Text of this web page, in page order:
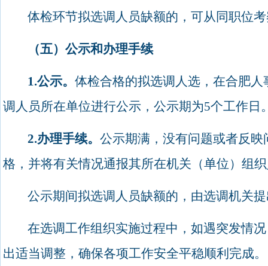
体检环节拟选调人员缺额的，可从同职位
（五）公示和办理手续
1.公示。 体检合格的拟选调人选，在合肥
调人员所在单位进行公示，公示期为5个工作日
2.办理手续。 公示期满，没有问题或者反
格，并将有关情况通报其所在机关（单位）组
公示期间拟选调人员缺额的，由选调机关
在选调工作组织实施过程中，如遇突发情
出适当调整，确保各项工作安全平稳顺利完成。